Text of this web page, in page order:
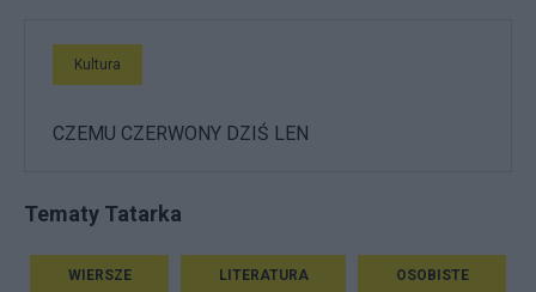
Kultura
CZEMU CZERWONY DZIŚ LEN
Tematy Tatarka
WIERSZE LITERATURA OSOBISTE